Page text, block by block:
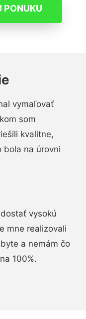
PONUKU
vymaľovať
som
kvalitne,
bola na úrovni
vysokú
mne realizovali
a nemám čo
100%.